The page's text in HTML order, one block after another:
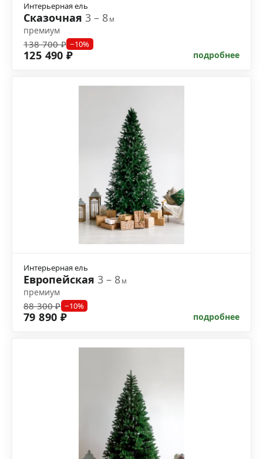
Интерьерная ель
Сказочная 3 – 8м
премиум
138 700 ₽ −10%
125 490 ₽ подробнее
Интерьерная ель
Европейская 3 – 8м
премиум
88 300 ₽ −10%
79 890 ₽ подробнее